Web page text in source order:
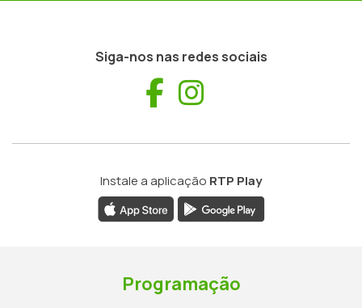
Siga-nos nas redes sociais
Facebook
Instale a aplicação RTP Play
Programação